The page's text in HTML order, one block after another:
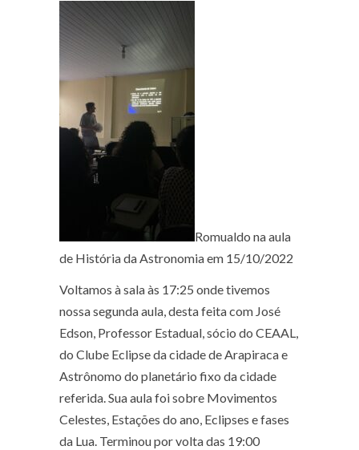
Romualdo na aula
de História da Astronomia em 15/10/2022
Voltamos à sala às 17:25 onde tivemos
nossa segunda aula, desta feita com José
Edson, Professor Estadual, sócio do CEAAL,
do Clube Eclipse da cidade de Arapiraca e
Astrônomo do planetário fixo da cidade
referida. Sua aula foi sobre Movimentos
Celestes, Estações do ano, Eclipses e fases
da Lua. Terminou por volta das 19:00